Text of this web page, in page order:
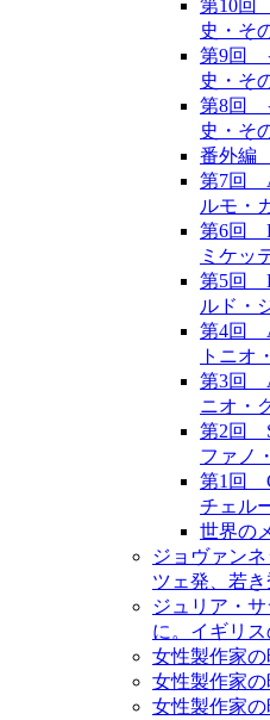
第10回
史・そ
第9回
史・そ
第8回
史・そ
番外編
第7回
ルモ・
第6回
ミケッ
第5回
ルド・
第4回
トニオ
第3回
ニオ・
第2回
ファノ
第1回
チェル
世界の
ジョヴァン
ツェ発、若
ジュリア・
に。イギリ
女性製作家の
女性製作家の
女性製作家の